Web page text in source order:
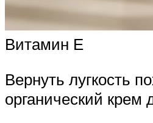
Витамин Е
Вернуть лугкость
органический крем